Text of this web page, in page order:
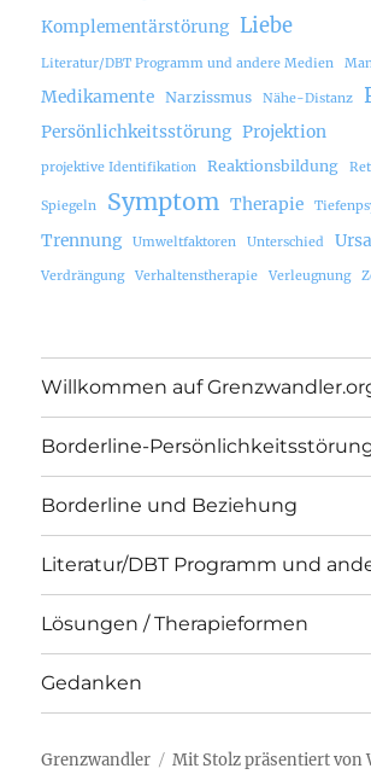
Komplementärstörung Liebe
Literatur/DBT Programm und andere Medien
Medikamente Narzissmus Nähe-Distanz
Persönlichkeitsstörung Projektion
projektive Identifikation Reaktionsbildung
Spiegeln Symptom Therapie
Trennung Umweltfaktoren Unterschied
Verdrängung Verhaltenstherapie Verleugnung
Willkommen auf
Borderline-
Borderline und Beziehung
Literatur/DBT Programm und
Lösungen / Therapieformen
Gedanken
Grenzwandler Mit Stolz präsentiert von